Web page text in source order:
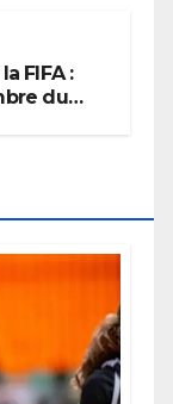
FIFA :
du